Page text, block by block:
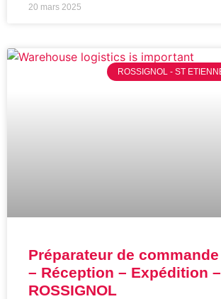
20 mars 2025
ROSSIGNOL - ST
Préparateur de
– Réception – Expédition –
ROSSIGNOL